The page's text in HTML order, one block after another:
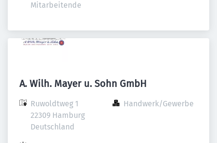
Mitarbeitende
A. Wilh. Mayer u. Sohn GmbH
Ruwoldtweg 1
22309 Hamburg
Deutschland
Handwerk/Gewerbe